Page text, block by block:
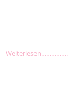
Weiterlesen…………….